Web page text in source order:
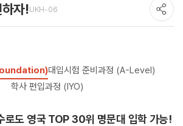
자!UKH-06
대입시험 준비과정 (A-Level)
학사 편입과정 (IYO)
로도 영국 TOP 30위 명문대 입학 가능!